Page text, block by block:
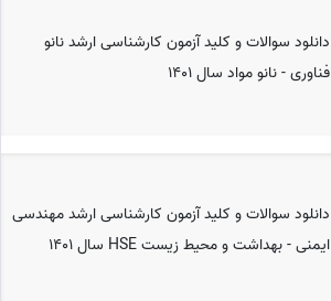
دانلود سوالات و کلید آزمون کارشناسی ارشد نانو
فناوری - نانو مواد سال 1401
دانلود سوالات و کلید آزمون کارشناسی ارشد مهندسی
ایمنی - بهداشت و محیط زیست HSE سال 1401